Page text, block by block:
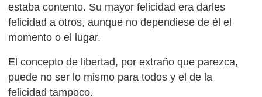
estaba contento. Su mayor felicidad era darles
felicidad a otros, aunque no dependiese de él el
momento o el lugar.
El concepto de libertad, por extraño que parezca,
puede no ser lo mismo para todos y el de la
felicidad tampoco.